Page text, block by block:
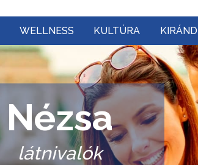
WELLNESS KULTÚRA
Nézsa
látnivalók